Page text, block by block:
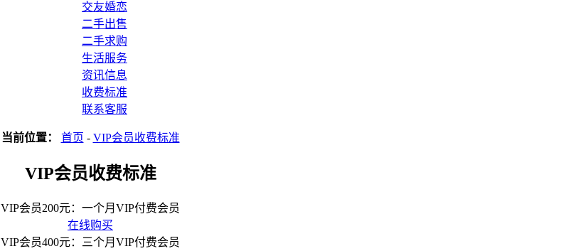
交友婚恋
二手出售
二手求购
生活服务
资讯信息
收费标准
联系客服
当前位置： 首页 - VIP会员收费标准
VIP会员收费标准
VIP会员200元：一个月VIP付费会员
在线购买
VIP会员400元：三个月VIP付费会员